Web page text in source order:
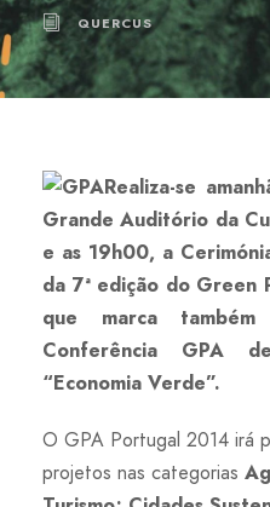
QUERCUS
Realiza-se
Grande Auditório da
e as 19h00, a
da 7ª edição do Green
que marca
Conferência GPA
“Economia Verde”.
O GPA Portugal 2014 irá
projetos nas categorias